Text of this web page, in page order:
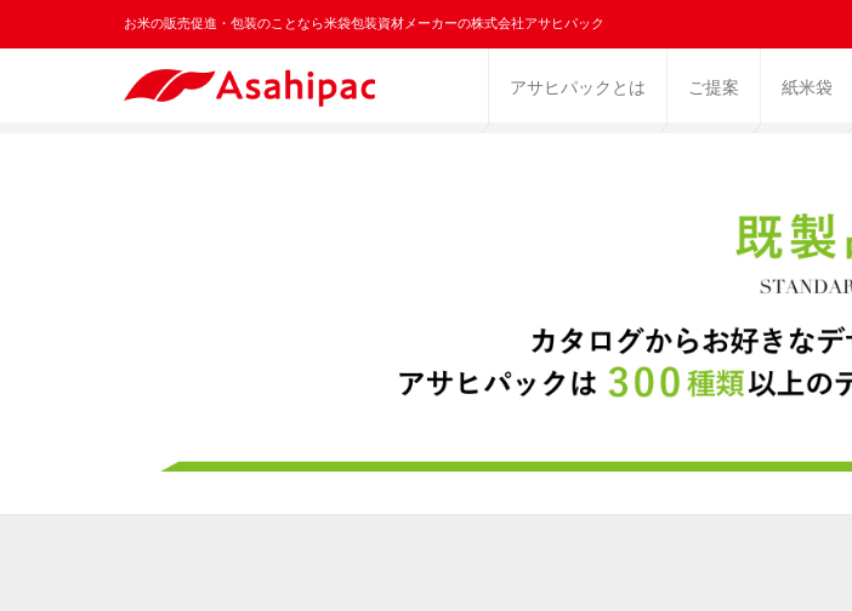
お米の販売促進・包装のことなら米袋包装資材メーカーの株式会社アサヒパック
アサヒパックとは ご提案 紙米袋